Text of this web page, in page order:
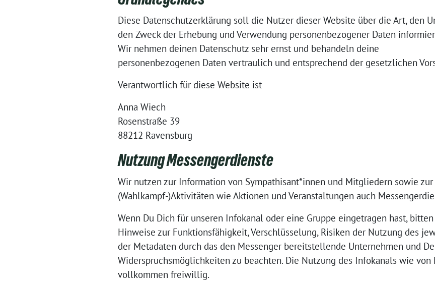
Diese Datenschutzerklärung soll die Nutzer dieser Website über die Art, den
den Zweck der Erhebung und Verwendung personenbezogener Daten
Wir nehmen deinen Datenschutz sehr ernst und behandeln deine
personenbezogenen Daten vertraulich und entsprechend der gesetzlichen
Verantwortlich für diese Website ist
Anna Wiech
Rosenstraße 39
88212 Ravensburg
Nutzung Messengerdienste
Wir nutzen zur Information von Sympathisant*innen und Mitgliedern sowie
(Wahlkampf-)Aktivitäten wie Aktionen und Veranstaltungen auch
Wenn Du Dich für unseren Infokanal oder eine Gruppe eingetragen hast,
Hinweise zur Funktionsfähigkeit, Verschlüsselung, Risiken der Nutzung des
der Metadaten durch das den Messenger bereitstellende Unternehmen und
Widerspruchsmöglichkeiten zu beachten. Die Nutzung des Infokanals wie von
vollkommen freiwillig.